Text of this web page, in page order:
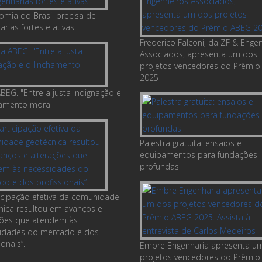
(IGR Consultoria de Solos)
Nouh (Esc. Tec. Jorge Roberto Nouh)
a disponibilidade e o comprometimento dos
da Diretoria, dos Conselhos e de todos os associados,
a importância da atuação conjunta para o desenvolvimento
e ético da engenharia geotécnica no país ao longo
durante a execução e após a conclusão.
da ABEG fará a entrega dos Prêmios aos vencedores em encontro
ser agendado para o início de 2026. “A ABEG cumprimenta a
ZF pela excelência dos projetos apresentados”, afirma José Luiz de
presidente da Associação. “Estamos assim cumprindo o
criação do Prêmio ABEG, que é o de valorizar as grandes empresas
geotécnicos do Brasil”.
ABEG Sigmundo Golombek
Sigmundo Golombekfoi instituído em 2017 em homenagem ao
e professor Sigmundo Golombek, fundador da primeira empresa
temas como inovação, ética, gestão de riscos e o
especializada.
completo está disponível no Canal do YouTube do
Brasil.
youtu.be/jiSm_1MySA0?
do Brasil precisa de
fortes e ativas
"Entre a justa indignação e
moral"
efetiva da comunidade
resultou em avanços e
que atendem às
do mercado e dos
Frederico Falconi, da ZF &
Associados, apresenta um dos
projetos vencedores do Prêmio
2025
Palestra gratuita: ensaios e
equipamentos para fundações
profundas
Embre Engenharia apresenta
projetos vencedores do Prêmio